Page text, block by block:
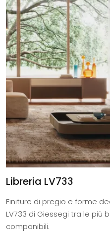
Libreria LV733
Finiture di pregio e forme
LV733 di Giessegi tra le più
componibili.